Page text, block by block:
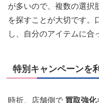
が多いので、複数の選択
を探すことが大切です。
し、自分のアイテムに合
特別キャンペーンを
時折、店舗側で 買取強化